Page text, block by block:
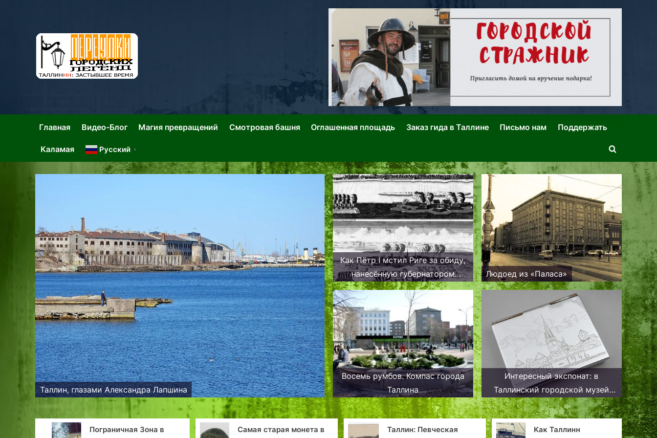
Таллин: Переулки Городских Легенд
Главная Видео-Блог Магия превращений Смотровая башня Оглашенная площадь Заказ гида в Таллине Письмо нам Поддержать
Каламая Русский ▼
Toggle
search
Таллин, глазами Александра Лапшина
Как Пётр I мстил Риге за обиду,
нанесённую губернатором
Швеции
Людоед из «Паласа»
Восемь румбов. Компас города
Таллина
Интересный экспонат: в
Таллинский городской музей
попал портсигар военнопленного
Зона в
Самая старая монета в
Таллин: Певческая
Kак Таллинн
Борьба с символикой в